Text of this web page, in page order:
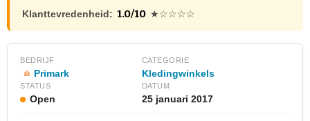
Klanttevredenheid: 1.0/10 ★☆☆☆☆
BEDRIJF
Primark
CATEGORIE
Kledingwinkels
STATUS
Open
DATUM
25 januari 2017